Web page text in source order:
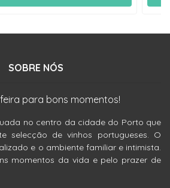
SOBRE NÓS
para bons momentos!
no centro da cidade do Porto que
selecção de vinhos portugueses. O
e o ambiente familiar e intimista.
momentos da vida e pelo prazer de